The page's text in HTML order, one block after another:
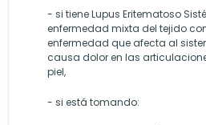
- si tiene Lupus Eritematoso
enfermedad mixta del tejido
enfermedad que afecta al
causa dolor en las
piel,
- si está tomando: